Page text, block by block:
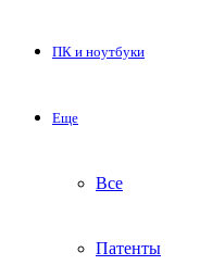
ПК и ноутбуки
Еще
Все
Патенты